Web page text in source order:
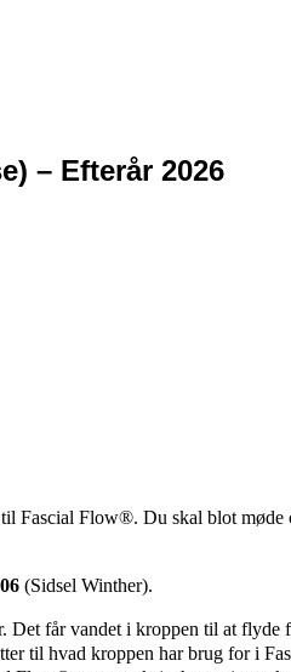
– Efterår 2026
Flow®. Du skal blot
(Sidsel Winther).
får vandet i kroppen til at
til hvad kroppen har brug for i